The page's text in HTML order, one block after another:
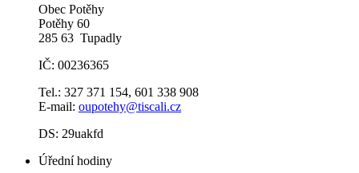
Obec Potěhy
Potěhy 60
285 63 Tupadly
IČ: 00236365
Tel.: 327 371 154, 601 338 908
E-mail: oupotehy@tiscali.cz
DS: 29uakfd
Úřední hodiny